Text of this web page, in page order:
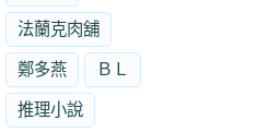
法蘭克肉舖
鄭多燕 ＢＬ
推理小說